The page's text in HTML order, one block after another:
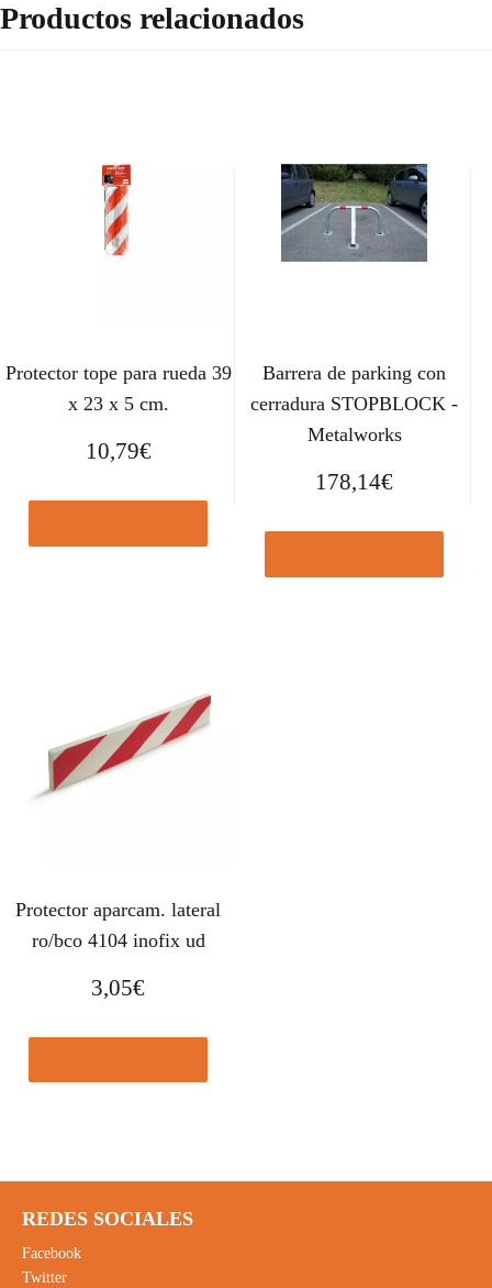
Productos relacionados
Protector tope para rueda 39
x 23 x 5 cm.
10,79€
Barrera de parking con
cerradura STOPBLOCK -
Metalworks
178,14€
Protector aparcam. lateral
ro/bco 4104 inofix ud
3,05€
REDES SOCIALES
Facebook
Twitter